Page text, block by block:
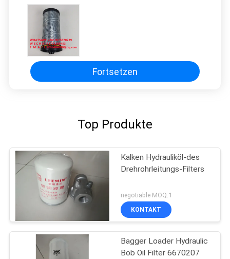
Fortsetzen
Top Produkte
Kalken Hydrauliköl-des
Drehrohrleitungs-Filters
negotiable MOQ:1
KONTAKT
Bagger Loader Hydraulic
Bob Oil Filter 6670207